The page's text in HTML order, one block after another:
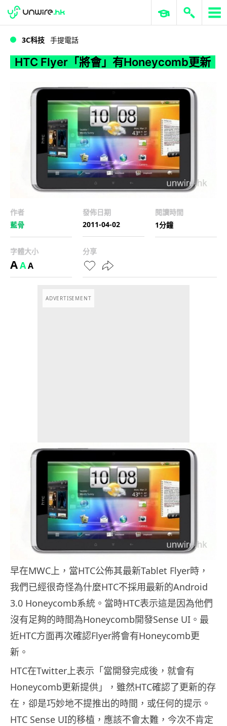
HTC Flyer「將會」有Honeycomb更新
WWDC 2026 ERP 與商業 AI
3C科技 手提電話
HTC Flyer「將會」有Honeycomb更新
作者
藍骨
發佈日期
2011-04-02
閱讀時間
1分鐘
字體大小
AAA
分享
ADVERTISEMENT
早在MWC上，當HTC公佈其最新Tablet Flyer時，
我們已經很奇怪為什麼HTC不採用最新的Android
3.0 Honeycomb系統。當時HTC表示這是因為他們
沒有足夠的時間為Honeycomb開發Sense UI。最
近HTC方面再次確認Flyer將會有Honeycomb更
新。
HTC在Twitter上表示「當開發完成後，就會有
Honeycomb更新提供」，雖然HTC確認了更新的存
在，卻是巧妙地不提推出的時間，或任何的提示。
HTC Sense UI的移植，應該不會太難，今次不肯定